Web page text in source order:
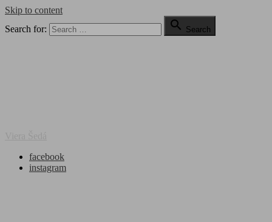
Skip to content
Search for:
 Search
facebook
instagram